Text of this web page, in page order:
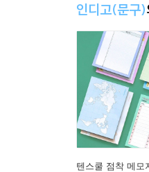
인디고(문구)
텐스쿨 점착 메모